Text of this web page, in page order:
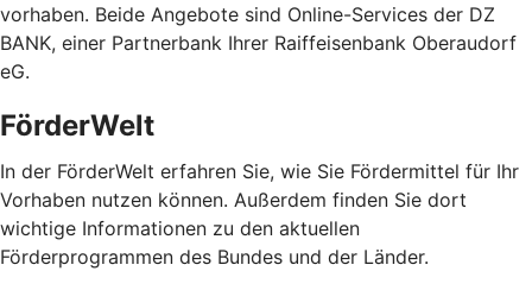
vorhaben. Beide Angebote sind Online-Services der DZ
BANK, einer Partnerbank Ihrer Raiffeisenbank Oberaudorf
eG.
FörderWelt
In der FörderWelt erfahren Sie, wie Sie Fördermittel für Ihr
Vorhaben nutzen können. Außerdem finden Sie dort
wichtige Informationen zu den aktuellen
Förderprogrammen des Bundes und der Länder.